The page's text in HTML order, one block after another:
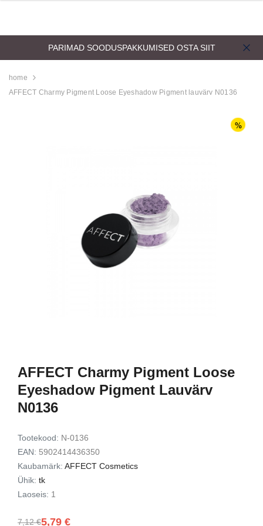
PARIMAD SOODUSPAKKUMISED OSTA SIIT
home
AFFECT Charmy Pigment Loose Eyeshadow Pigment lauvärv N0136
AFFECT Charmy Pigment Loose
Eyeshadow Pigment Lauvärv
N0136
Tootekood: N-0136
EAN: 5902414436350
Kaubamärk: AFFECT Cosmetics
Ühik: tk
Laoseis: 1
5,79 €
7,12 €
Aristocrat Shower
Exfoliating Set